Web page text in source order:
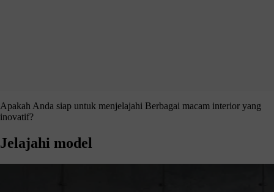
Apakah Anda siap untuk menjelajahi Berbagai macam interior yang
inovatif?
Jelajahi model